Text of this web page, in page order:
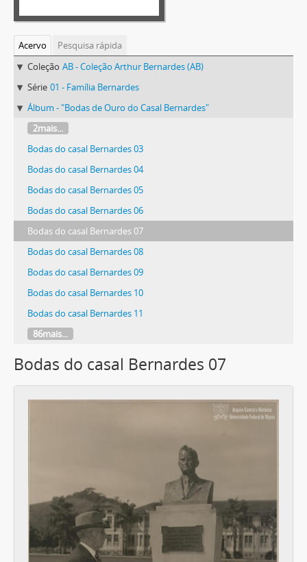
Acervo
Pesquisa rápida
Coleção AB - Coleção Arthur Bernardes (AB)
Série 01 - Família Bernardes
Álbum - "Bodas de Ouro do Casal Bernardes"
2mais...
Bodas do casal Bernardes 03
Bodas do casal Bernardes 04
Bodas do casal Bernardes 05
Bodas do casal Bernardes 06
Bodas do casal Bernardes 07
Bodas do casal Bernardes 08
Bodas do casal Bernardes 09
Bodas do casal Bernardes 10
Bodas do casal Bernardes 11
86mais...
Bodas do casal Bernardes 07